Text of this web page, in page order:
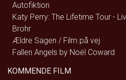
Autofiktion
Katy Perry: The Lifetime Tour -
Brohr
Ældre Sagen / Film på vej
Fallen Angels by Noël Coward
KOMMENDE FILM